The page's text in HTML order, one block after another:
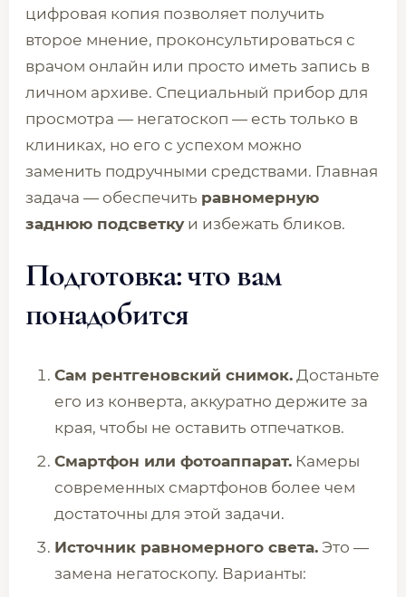
цифровая копия позволяет получить
второе мнение, проконсультироваться с
врачом онлайн или просто иметь запись в
личном архиве. Специальный прибор для
просмотра — негатоскоп — есть только в
клиниках, но его с успехом можно
заменить подручными средствами. Главная
задача — обеспечить равномерную
заднюю подсветкуи избежать бликов.
Подготовка: что вам
понадобится
Сам рентгеновский снимок. Достаньте
его из конверта, аккуратно держите за
края, чтобы не оставить отпечатков.
Смартфон или фотоаппарат. Камеры
современных смартфонов более чем
достаточны для этой задачи.
Источник равномерного света. Это —
замена негатоскопу. Варианты: